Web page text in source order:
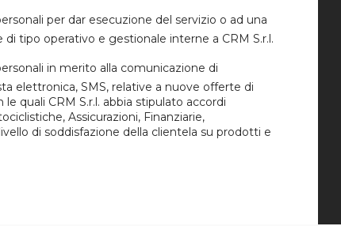
per dar esecuzione del servizio o ad una
tipo operativo e gestionale interne a CRM S.r.l.
in merito alla comunicazione di
elettronica, SMS, relative a nuove offerte di
quali CRM S.r.l. abbia stipulato accordi
Assicurazioni, Finanziarie,
di soddisfazione della clientela su prodotti e